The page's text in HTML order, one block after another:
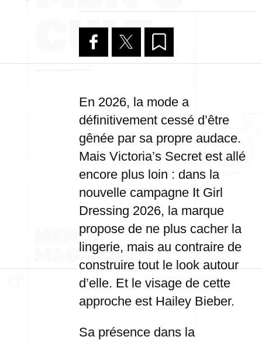
En 2026, la mode a
définitivement cessé d’être
gênée par sa propre audace.
Mais Victoria’s Secret est allé
encore plus loin : dans la
nouvelle campagne It Girl
Dressing 2026, la marque
propose de ne plus cacher la
lingerie, mais au contraire de
construire tout le look autour
d’elle. Et le visage de cette
approche est Hailey Bieber.
Sa présence dans la